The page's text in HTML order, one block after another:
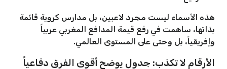
هذه الأسماء ليست مجرد لاعبين، بل مدارس كروية قائمة
بذاتها، ساهمت في رفع قيمة المدافع المغربي عربياً
وإفريقياً، بل وحتى على المستوى العالمي.
الأرقام لا تكذب: جدول يوضح أقوى الفرق دفاعياً